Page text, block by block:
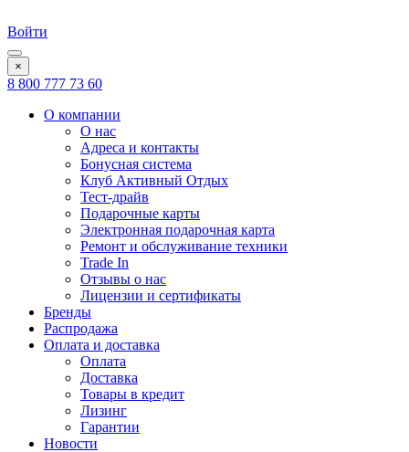
Войти
×
8 800 777 73 60
О компании
О нас
Адреса и контакты
Бонусная система
Клуб Активный Отдых
Тест-драйв
Подарочные карты
Электронная подарочная карта
Ремонт и обслуживание техники
Trade In
Отзывы о нас
Лицензии и сертификаты
Бренды
Распродажа
Оплата и доставка
Оплата
Доставка
Товары в кредит
Лизинг
Гарантии
Новости